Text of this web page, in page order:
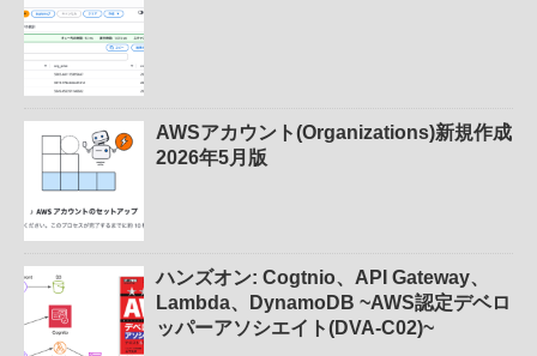
AWSアカウント(Organizations)新規作成
2026年5月版
ハンズオン: Cogtnio、API Gateway、
Lambda、DynamoDB ~AWS認定デベロ
ッパーアソシエイト(DVA-C02)~